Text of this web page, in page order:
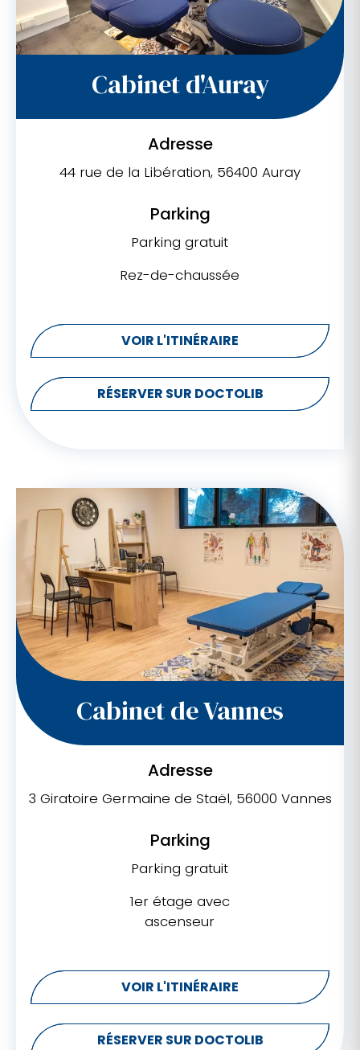
Cabinet d'Auray
Adresse
44 rue de la Libération, 56400 Auray
Parking
Parking gratuit
Rez-de-chaussée
VOIR L'ITINÉRAIRE
RÉSERVER SUR DOCTOLIB
Cabinet de Vannes
Adresse
3 Giratoire Germaine de Staël, 56000 Vannes
Parking
Parking gratuit
1er étage avec
ascenseur
VOIR L'ITINÉRAIRE
RÉSERVER SUR DOCTOLIB